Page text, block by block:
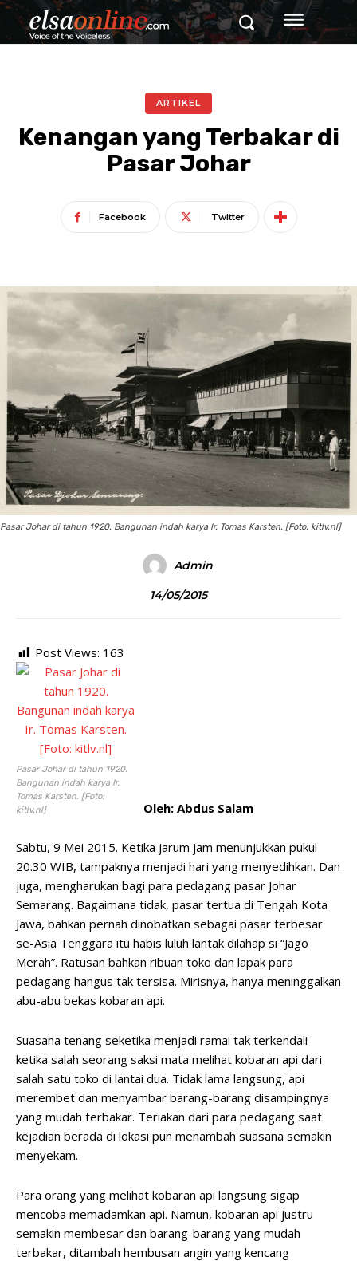
ARTIKEL
Kenangan yang Terbakar di
Pasar Johar
Facebook Twitter
Pasar Johar di tahun 1920. Bangunan indah karya Ir. Tomas Karsten. [Foto: kitlv.nl]
Admin
14/05/2015
Post Views: 163
Pasar Johar di tahun 1920.
Bangunan indah karya Ir.
Tomas Karsten. [Foto:
kitlv.nl]
Oleh: Abdus Salam
Sabtu, 9 Mei 2015. Ketika jarum jam menunjukkan pukul
20.30 WIB, tampaknya menjadi hari yang menyedihkan. Dan
juga, mengharukan bagi para pedagang pasar Johar
Semarang. Bagaimana tidak, pasar tertua di Tengah Kota
Jawa, bahkan pernah dinobatkan sebagai pasar terbesar
se-Asia Tenggara itu habis luluh lantak dilahap si “Jago
Merah”. Ratusan bahkan ribuan toko dan lapak para
pedagang hangus tak tersisa. Mirisnya, hanya meninggalkan
abu-abu bekas kobaran api.
Suasana tenang seketika menjadi ramai tak terkendali
ketika salah seorang saksi mata melihat kobaran api dari
salah satu toko di lantai dua. Tidak lama langsung, api
merembet dan menyambar barang-barang disampingnya
yang mudah terbakar. Teriakan dari para pedagang saat
kejadian berada di lokasi pun menambah suasana semakin
menyekam.
Para orang yang melihat kobaran api langsung sigap
mencoba memadamkan api. Namun, kobaran api justru
semakin membesar dan barang-barang yang mudah
terbakar, ditambah hembusan angin yang kencang